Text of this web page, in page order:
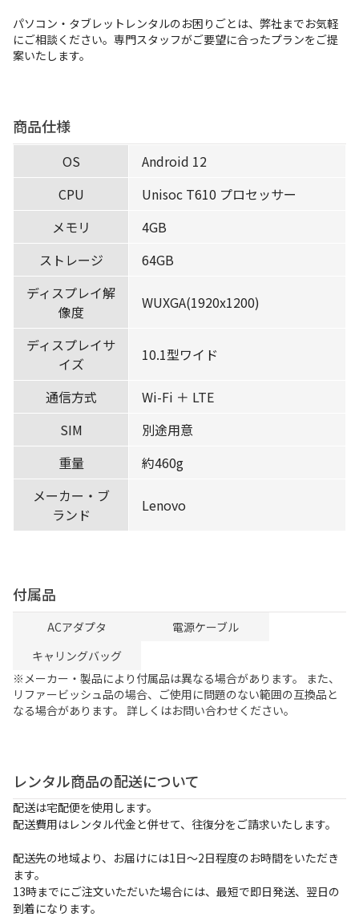
050-3135-2199
受付時間 9：00〜17：30（土日祝休）
パソコン・タブレットレンタルのお困りごとは、弊社までお気軽
にご相談ください。専門スタッフがご要望に合ったプランをご提
案いたします。
商品仕様
OS
Android 12
CPU
Unisoc T610 プロセッサー
メモリ
4GB
ストレージ
64GB
ディスプレイ解
像度
WUXGA(1920x1200)
ディスプレイサ
イズ
10.1型ワイド
通信方式
Wi-Fi ＋ LTE
SIM
別途用意
重量
約460g
メーカー・ブ
ランド
Lenovo
付属品
ACアダプタ
電源ケーブル
キャリングバッグ
※メーカー・製品により付属品は異なる場合があります。 また、
リファービッシュ品の場合、ご使用に問題のない範囲の互換品と
なる場合があります。 詳しくはお問い合わせください。
レンタル商品の配送について
配送は宅配便を使用します。
配送費用はレンタル代金と併せて、往復分をご請求いたします。
配送先の地域より、お届けには1日～2日程度のお時間をいただき
ます。
13時までにご注文いただいた場合には、最短で即日発送、翌日の
到着になります。